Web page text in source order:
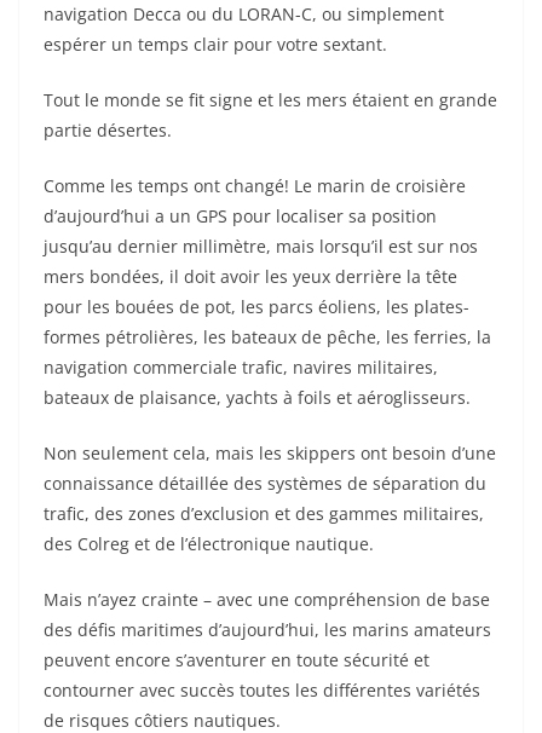
navigation Decca ou du LORAN-C, ou simplement
espérer un temps clair pour votre sextant.
Tout le monde se fit signe et les mers étaient en grande
partie désertes.
Comme les temps ont changé! Le marin de croisière
d’aujourd’hui a un GPS pour localiser sa position
jusqu’au dernier millimètre, mais lorsqu’il est sur nos
mers bondées, il doit avoir les yeux derrière la tête
pour les bouées de pot, les parcs éoliens, les plates-
formes pétrolières, les bateaux de pêche, les ferries, la
navigation commerciale trafic, navires militaires,
bateaux de plaisance, yachts à foils et aéroglisseurs.
Non seulement cela, mais les skippers ont besoin d’une
connaissance détaillée des systèmes de séparation du
trafic, des zones d’exclusion et des gammes militaires,
des Colreg et de l’électronique nautique.
Mais n’ayez crainte – avec une compréhension de base
des défis maritimes d’aujourd’hui, les marins amateurs
peuvent encore s’aventurer en toute sécurité et
contourner avec succès toutes les différentes variétés
de risques côtiers nautiques.